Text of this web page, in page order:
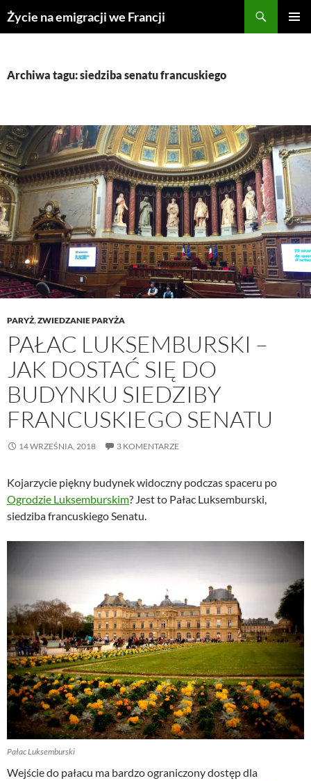
Przejdź
doŻycie na emigracji we Francji
Archiwa tagu: siedziba senatu francuskiego
PARYŻ,ZWIEDZANIE PARYŻA
PAŁAC LUKSEMBURSKI –
JAK DOSTAĆ SIĘ DO
BUDYNKU SIEDZIBY
FRANCUSKIEGO SENATU
14 WRZEŚNIA, 2018 3 KOMENTARZE
Kojarzycie piękny budynek widoczny podczas spaceru po
Ogrodzie Luksemburskim? Jest to Pałac Luksemburski,
siedziba francuskiego Senatu.
Pałac Luksemburski
Wejście do pałacu ma bardzo ograniczony dostęp dla